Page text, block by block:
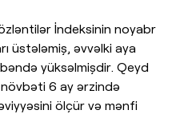
İndeksinin noyabr
üstələmiş, əvvəlki aya
yüksəlmişdir. Qeyd
6 ay ərzində
ölçür və mənfi